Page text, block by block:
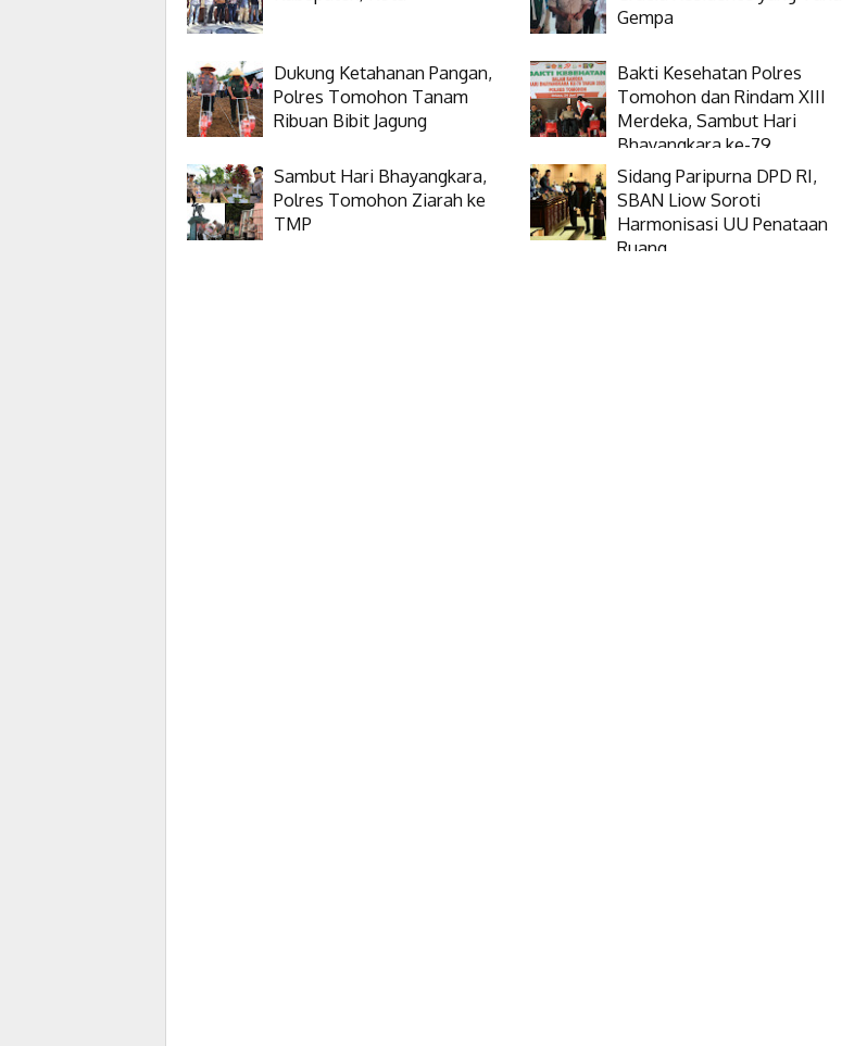
Gempa
Dukung Ketahanan Pangan,
Polres Tomohon Tanam
Ribuan Bibit Jagung
Bakti Kesehatan Polres
Tomohon dan Rindam XIII
Merdeka, Sambut Hari
Bhayangkara ke-79
Sambut Hari Bhayangkara,
Polres Tomohon Ziarah ke
TMP
Sidang Paripurna DPD RI,
SBAN Liow Soroti
Harmonisasi UU Penataan
Ruang